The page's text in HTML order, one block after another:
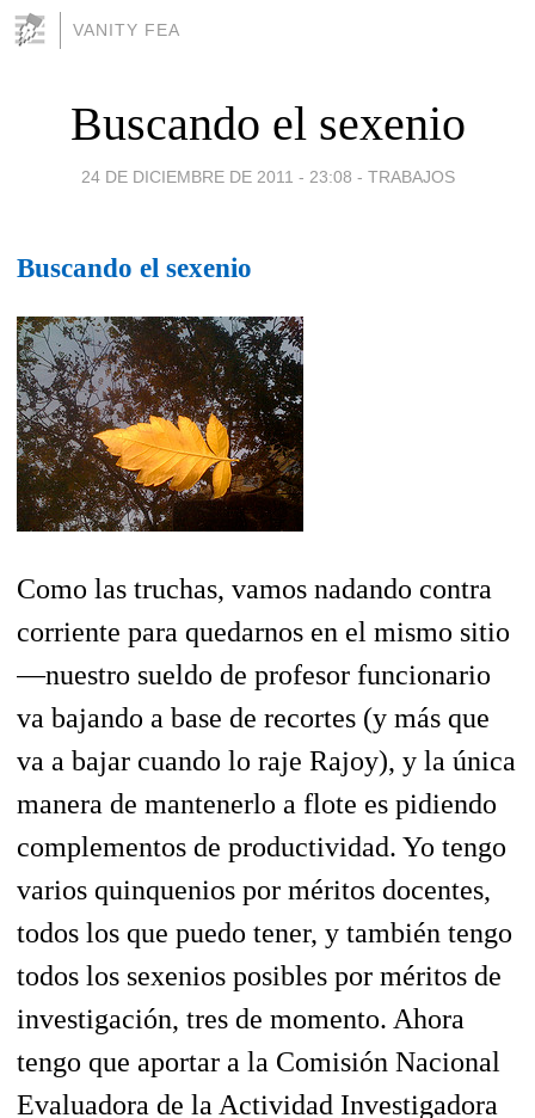
VANITY FEA
Buscando el sexenio
24 DE DICIEMBRE DE 2011 - 23:08 - TRABAJOS
Buscando el sexenio
Como las truchas, vamos nadando contra
corriente para quedarnos en el mismo sitio
—nuestro sueldo de profesor funcionario
va bajando a base de recortes (y más que
va a bajar cuando lo raje Rajoy), y la única
manera de mantenerlo a flote es pidiendo
complementos de productividad. Yo tengo
varios quinquenios por méritos docentes,
todos los que puedo tener, y también tengo
todos los sexenios posibles por méritos de
investigación, tres de momento. Ahora
tengo que aportar a la Comisión Nacional
Evaluadora de la Actividad Investigadora